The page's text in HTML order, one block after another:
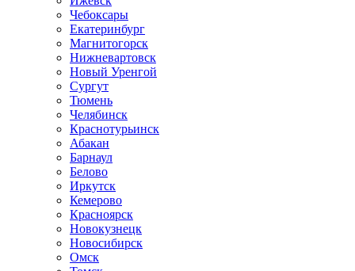
Чебоксары
Екатеринбург
Магнитогорск
Нижневартовск
Новый Уренгой
Сургут
Тюмень
Челябинск
Краснотурьинск
Абакан
Барнаул
Белово
Иркутск
Кемерово
Красноярск
Новокузнецк
Новосибирск
Омск